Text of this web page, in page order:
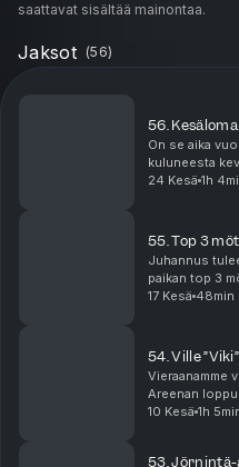
saattavat sisältää mainontaa.
Jaksot (56)
56.
On se aika
kuluneesta
Kesäloman
24 Kesä 1h
55. Top 3
Juhannus
paikan top 3
joka juhannus
17 Kesä 48min
54. Ville
Vieraanamme
Areenan
tykitystä niin
10 Kesä 1h
53. Jörnintä-